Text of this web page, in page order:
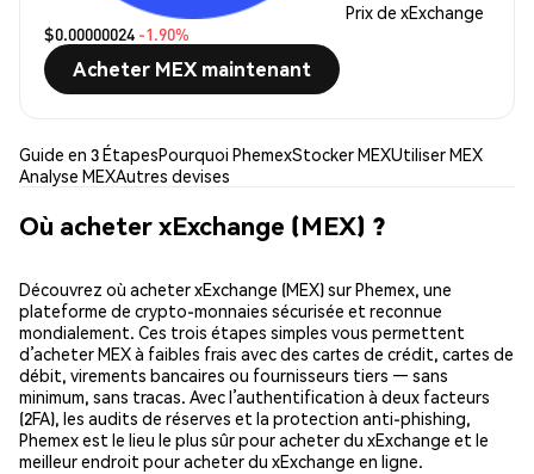
Prix de xExchange
$0.00000024 -1.90%
Acheter MEX maintenant
Guide en 3 ÉtapesPourquoi PhemexStocker MEXUtiliser MEX
Analyse MEXAutres devises
Où acheter xExchange (MEX) ?
Découvrez où acheter xExchange (MEX) sur Phemex, une
plateforme de crypto-monnaies sécurisée et reconnue
mondialement. Ces trois étapes simples vous permettent
d’acheter MEX à faibles frais avec des cartes de crédit, cartes de
débit, virements bancaires ou fournisseurs tiers — sans
minimum, sans tracas. Avec l’authentification à deux facteurs
(2FA), les audits de réserves et la protection anti-phishing,
Phemex est le lieu le plus sûr pour acheter du xExchange et le
meilleur endroit pour acheter du xExchange en ligne.